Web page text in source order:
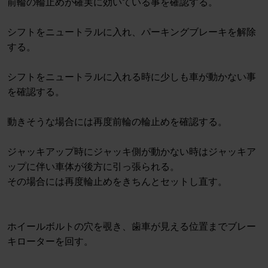
前輪の輪止めが確実に効いている事を確認する。
シフトをニュートラルに入れ、パーキングブレーキを解除
する。
シフトをニュートラルに入れる時に少しも車が動かない事
を確認する。
動きそうな場合には再度前輪の輪止めを確認する。
ジャッキアップ時にジャッキ側が動かない時はジャッキア
ップに伴い車体が後方に引っ張られる。
その場合には再度輪止めをきちんとセットし直す。
ホイールボルトの穴を覗き、歯車が見える位置までブレー
キローターを回す。